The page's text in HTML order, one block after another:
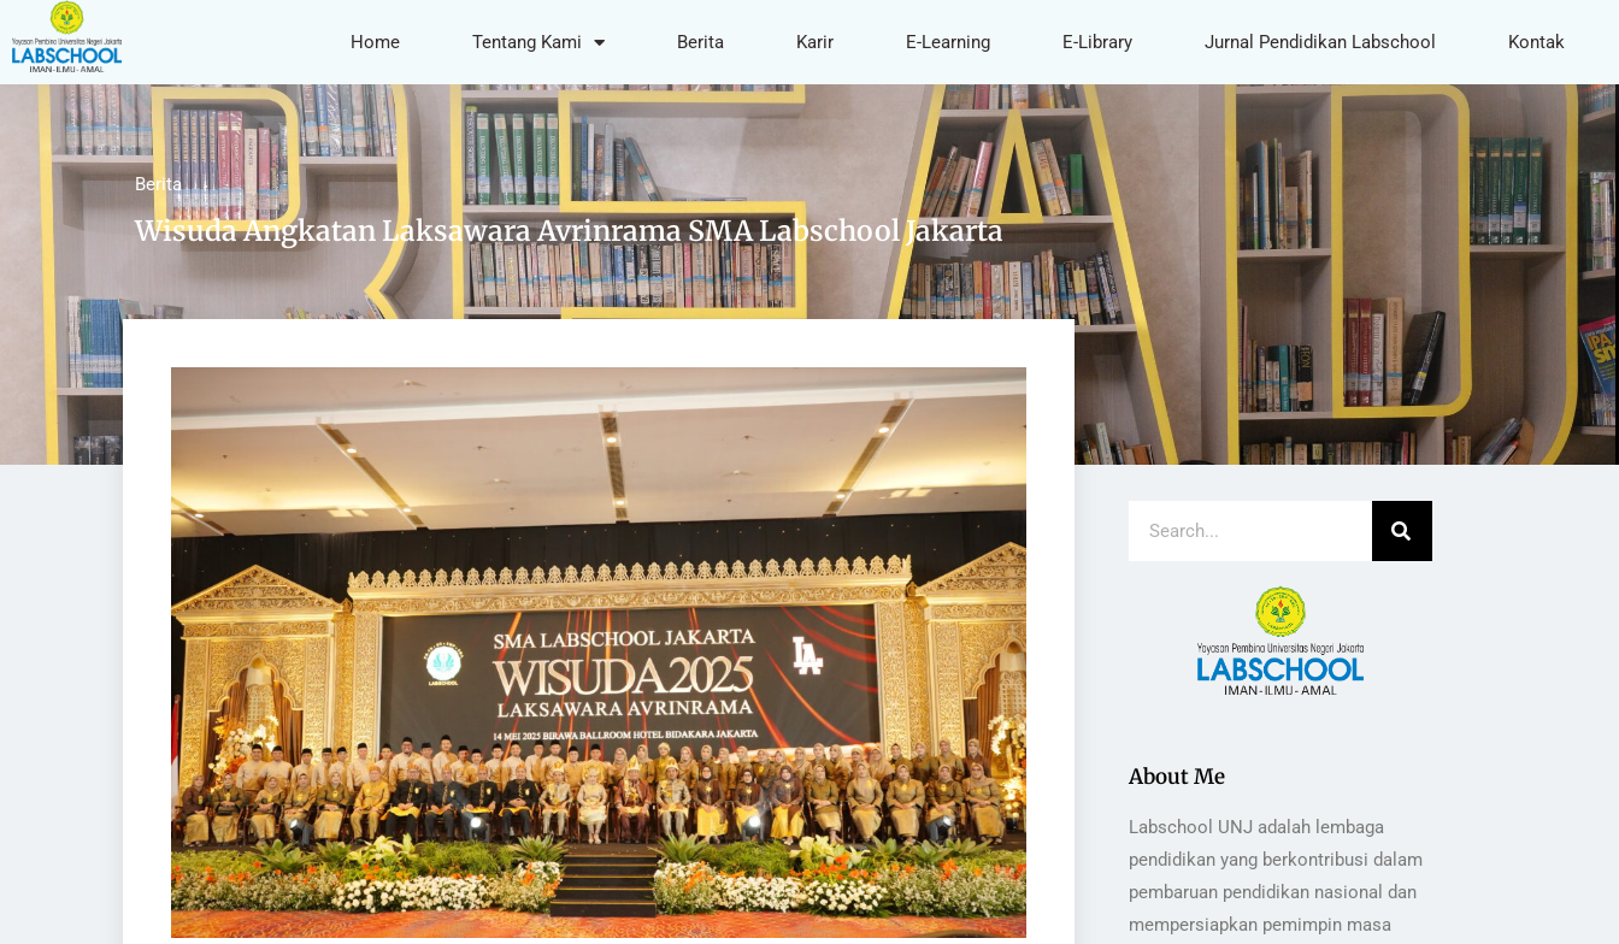
Home Tentang Kami Berita Karir E-Learning E-Library Jurnal Pendidikan Labschool Kontak
Berita
Wisuda Angkatan Laksawara Avrinrama SMA Labschool Jakarta
About Me
Labschool UNJ adalah lembaga
pendidikan yang berkontribusi dalam
pembaruan pendidikan nasional dan
mempersiapkan pemimpin masa